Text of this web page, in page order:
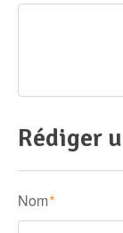
Rédiger
Nom *